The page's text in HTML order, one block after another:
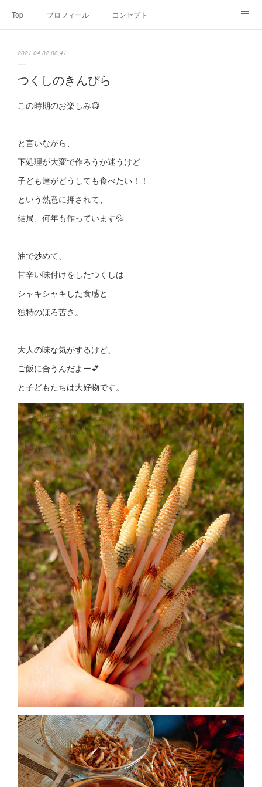
Top プロフィール コンセプト
2021.04.02 08:41
つくしのきんぴら
この時期のお楽しみ😋
と言いながら、
下処理が大変で作ろうか迷うけど
子ども達がどうしても食べたい！！
という熱意に押されて、
結局、何年も作っています💦
油で炒めて、
甘辛い味付けをしたつくしは
シャキシャキした食感と
独特のほろ苦さ。
大人の味な気がするけど、
ご飯に合うんだよー💕
と子どもたちは大好物です。